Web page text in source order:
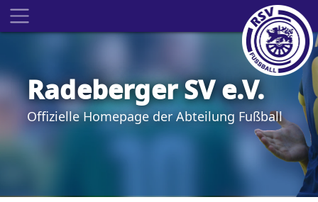
Radeberger SV e.V.
Offizielle Homepage der Abteilung Fußball